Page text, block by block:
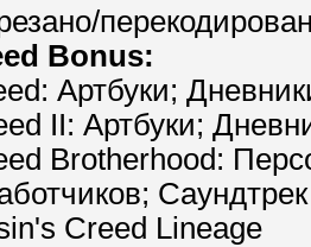
Bonus:
Артбуки;
II: Артбуки;
Brotherhood:
Саундтрек
Creed Lineage